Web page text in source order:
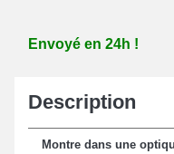
Envoyé en 24h !
Description
Montre dans une